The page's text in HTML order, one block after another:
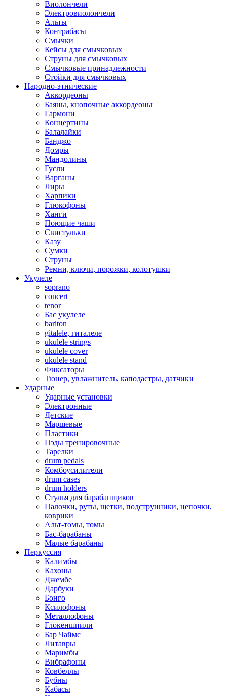
Виолончели
Электровиолончели
Альты
Контрабасы
Смычки
Кейсы для смычковых
Струны для смычковых
Смычковые принадлежности
Стойки для смычковых
Народно-этнические
Аккордеоны
Баяны, кнопочные аккордеоны
Гармони
Концертины
Балалайки
Банджо
Домры
Мандолины
Гусли
Варганы
Лиры
Харпики
Глюкофоны
Ханги
Поющие чаши
Свистульки
Казу
Сумки
Струны
Ремни, ключи, порожки, колотушки
Укулеле
soprano
concert
tenor
Бас укулеле
bariton
gitalele, гиталеле
ukulele strings
ukulele cover
ukulele stand
Фиксаторы
Тюнер, увлажнитель, каподастры, датчики
Ударные
Ударные установки
Электронные
Детские
Маршевые
Пластики
Пэды тренировочные
Тарелки
drum pedals
Комбоусилители
drum cases
drum holders
Стулья для барабанщиков
Палочки, руты, щетки, подструнники, цепочки,
коврики
Альт-томы, томы
Бас-барабаны
Малые барабаны
Перкуссия
Калимбы
Кахоны
Джембе
Дарбуки
Бонго
Ксилофоны
Металлофоны
Глокеншпили
Бар Чаймс
Литавры
Маримбы
Вибрафоны
Ковбеллы
Бубны
Кабасы